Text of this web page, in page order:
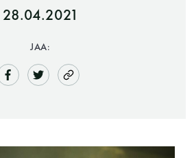
28.04.2021
JAA: